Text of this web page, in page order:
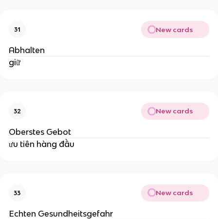
31 New cards
Abhalten
giữ
32 New cards
Oberstes Gebot
ưu tiên hàng đầu
33 New cards
Echten Gesundheitsgefahr